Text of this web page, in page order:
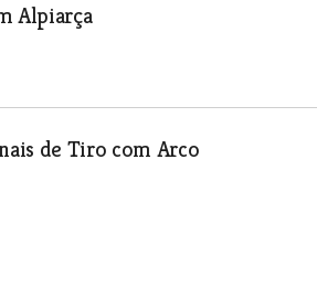
Alpiarça
de Tiro com Arco